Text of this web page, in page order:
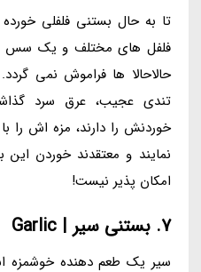
تا به حال بستنی فلفلی
فلفل های مختلف و یک سس
حالاحالا ها فراموش نمی
تندی عجیب، عرق سرد
خوردنش را دارند، مزه اش
نمایند و معتقدند خوردن
امکان پذیر نیست!
7. بستنی سیر | Garlic
سیر یک طعم دهنده خوشمزه